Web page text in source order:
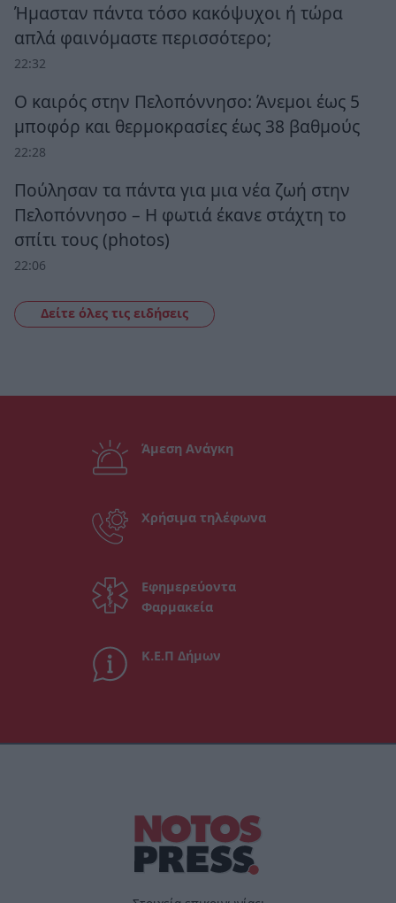
Ήμασταν πάντα τόσο κακόψυχοι ή τώρα
απλά φαινόμαστε περισσότερο;
22:32
Ο καιρός στην Πελοπόννησο: Άνεμοι έως 5
μποφόρ και θερμοκρασίες έως 38 βαθμούς
22:28
Πούλησαν τα πάντα για μια νέα ζωή στην
Πελοπόννησο – Η φωτιά έκανε στάχτη το
σπίτι τους (photos)
22:06
Δείτε όλες τις ειδήσεις
Άμεση Ανάγκη
Χρήσιμα τηλέφωνα
Εφημερεύοντα
Φαρμακεία
Κ.Ε.Π Δήμων